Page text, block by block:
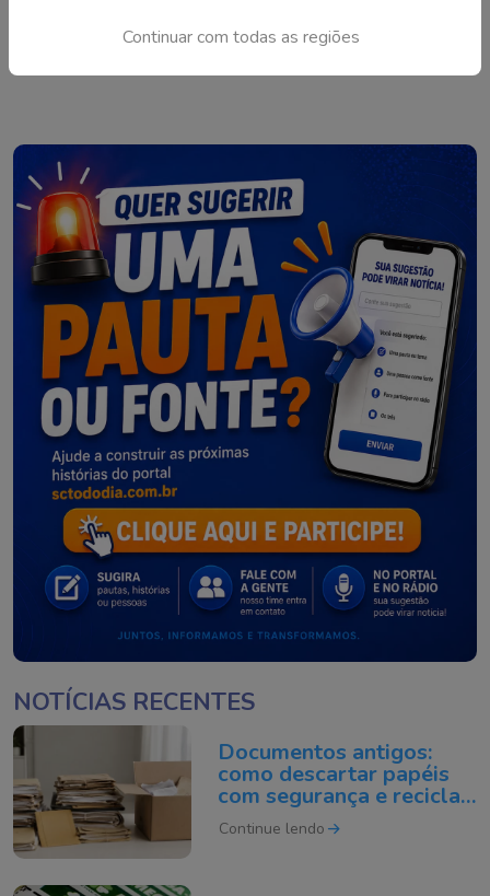
Continuar com todas as regiões
NOTÍCIAS RECENTES
Documentos antigos:
como descartar papéis
com segurança e reciclar
do jeito certo
Continue lendo